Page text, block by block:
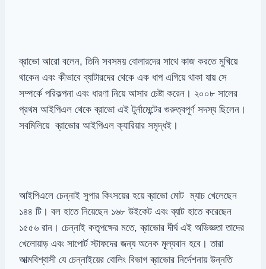
ব্রাভো আরো বলেন, তিনি সবসময় বোলারদের সাথে কাজ করতে মুখিয়ে
থাকেন এবং কীভাবে ব্যাটারদের থেকে এক ধাপ এগিয়ে থাকা যায় সে
সম্পর্কে পরিকল্পনা এবং ধারণা নিয়ে আসার চেষ্টা করেন। ২০০৮ সালের
প্রথম আইপিএল থেকে ব্রাভো এই টুর্নামেন্টের গুরুত্বপূর্ণ সদস্য ছিলেন।
সবমিলিয়ে ব্রাভোর আইপিএল ক্যারিয়ার সমৃদ্ধই।
আইপিএলে চেন্নাই সুপার কিংসয়ের হয়ে ব্রাভো মোট ম্যাচ খেলেছেন
১৪৪ টি। বল হাতে নিয়েছেন ১৬৮ উইকেট এবং ব্যাট হাতে করেছেন
১৫৫৬ রান। চেন্নাই কতৃপক্ষের মতে, ব্রাভোর দীর্ঘ এই অভিজ্ঞতা তাদের
খেলোয়াড় এবং সাপোর্ট স্টাফদের জন্য অনেক মূল্যবান হবে। তারা
আত্মবিশ্বাসী যে চেন্নাইয়ের বোলিং বিভাগ ব্রাভোর নির্দেশনায় উন্নতি